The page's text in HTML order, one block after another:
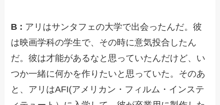
B : アリはサンタフェの大学で出会ったんだ。彼
は映画学科の学生で、その時に意気投合したん
だ。彼は才能があるなと思っていたんだけど、い
つか一緒に何かを作りたいと思っていた。そのあ
と、アリはAFI(アメリカン・フィルム・インステ